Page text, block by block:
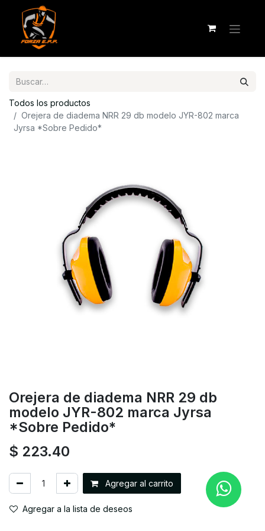
Todos los productos
Orejera de diadema NRR 29 db modelo JYR-802 marca
Jyrsa *Sobre Pedido*
Orejera de diadema NRR 29 db
modelo JYR-802 marca Jyrsa
*Sobre Pedido*
$ 223.40
Agregar al carrito
Agregar a la lista de deseos